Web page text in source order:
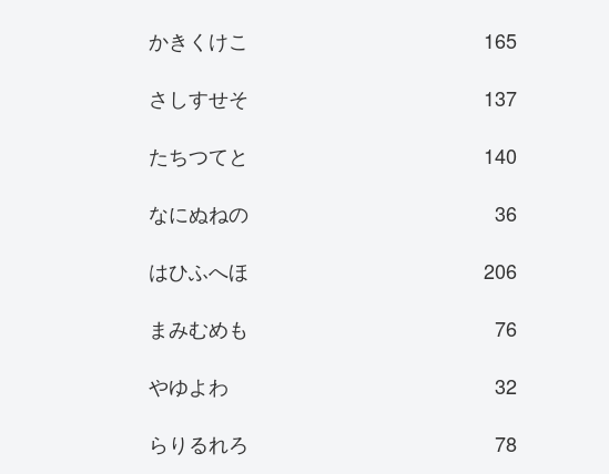
かきくけこ
165
さしすせそ
137
たちつてと
140
なにぬねの
36
はひふへほ
206
まみむめも
76
やゆよわ
32
らりるれろ
78